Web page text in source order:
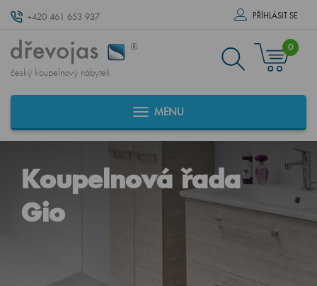
+420 461 653 937 PŘÍHLÁSIT SE
český koupelnový nábytek
0
MENU
Koupelnová řada
Gio